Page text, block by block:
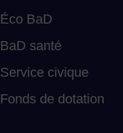
Éco BaD
BaD santé
Service civique
Fonds de dotation